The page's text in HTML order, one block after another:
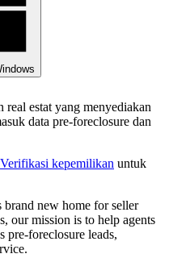
estat yang menyediakan
data pre-foreclosure dan
Verifikasi kepemilikan untuk
brand new home for seller
our mission is to help agents
pre-foreclosure leads,